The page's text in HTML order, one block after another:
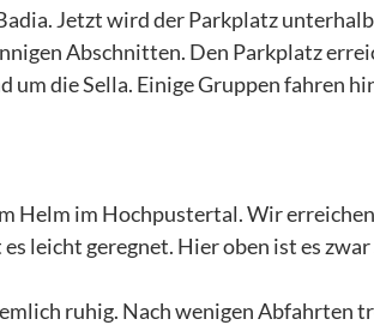
Jetzt wird der Parkplatz
Abschnitten. Den Parkplatz
die Sella. Einige Gruppen fahren
Helm im Hochpustertal. Wir
leicht geregnet. Hier oben ist es
ruhig. Nach wenigen Abfahrten